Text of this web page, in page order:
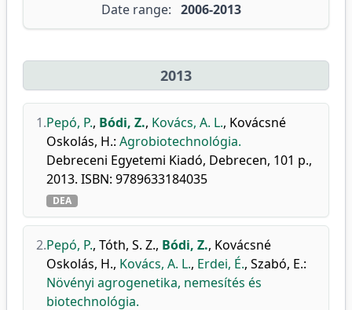
Date range: 2006-2013
2013
1.Pepó, P., Bódi, Z., Kovács, A. L., Kovácsné
Oskolás, H.: Agrobiotechnológia.
Debreceni Egyetemi Kiadó, Debrecen, 101 p.,
2013. ISBN: 9789633184035
DEA
2.Pepó, P., Tóth, S. Z., Bódi, Z., Kovácsné
Oskolás, H., Kovács, A. L., Erdei, É., Szabó, E.:
Növényi agrogenetika, nemesítés és
biotechnológia.